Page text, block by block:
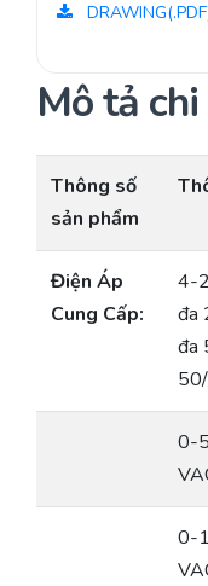
Mô tả
Thông số
sản phẩm
Điện Áp
Cung Cấp:
4-
đa
đa
0-
0-